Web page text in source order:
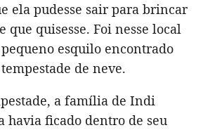
ela pudesse sair para brincar
que quisesse. Foi nesse local
esquilo encontrado
de neve.
a família de Indi
havia ficado dentro de seu